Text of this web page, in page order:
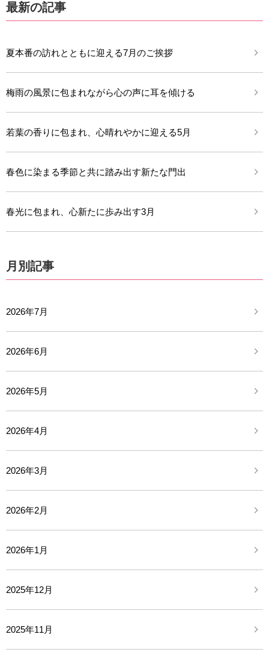
最新の記事
夏本番の訪れとともに迎える7月のご挨拶
梅雨の風景に包まれながら心の声に耳を傾ける
若葉の香りに包まれ、心晴れやかに迎える5月
春色に染まる季節と共に踏み出す新たな門出
春光に包まれ、心新たに歩み出す3月
月別記事
2026年7月
2026年6月
2026年5月
2026年4月
2026年3月
2026年2月
2026年1月
2025年12月
2025年11月